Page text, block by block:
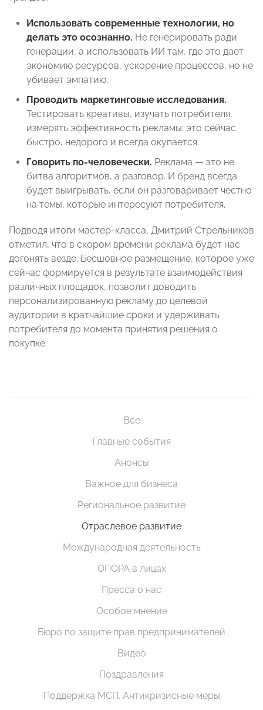
Использовать современные технологии, но
делать это осознанно. Не генерировать ради
генерации, а использовать ИИ там, где это дает
экономию ресурсов, ускорение процессов, но не
убивает эмпатию.
Проводить маркетинговые исследования.
Тестировать креативы, изучать потребителя,
измерять эффективность рекламы: это сейчас
быстро, недорого и всегда окупается.
Говорить по-человечески. Реклама — это не
битва алгоритмов, а разговор. И бренд всегда
будет выигрывать, если он разговаривает честно
на темы, которые интересуют потребителя.
Подводя итоги мастер-класса, Дмитрий Стрельников
отметил, что в скором времени реклама будет нас
догонять везде. Бесшовное размещение, которое уже
сейчас формируется в результате взаимодействия
различных площадок, позволит доводить
персонализированную рекламу до целевой
аудитории в кратчайшие сроки и удерживать
потребителя до момента принятия решения о
покупке.
Все
Главные события
Анонсы
Важное для бизнеса
Региональное развитие
Отраслевое развитие
Международная деятельность
ОПОРА в лицах
Пресса о нас
Особое мнение
Бюро по защите прав предпринимателей
Видео
Поздравления
Поддержка МСП. Антикризисные меры